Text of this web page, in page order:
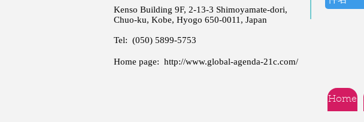
Kenso Building 9F, 2-13-3 Shimoyamate-dori,
Chuo-ku, Kobe, Hyogo 650-0011, Japan
Tel: (050) 5899-5753
Home page: http://www.global-agenda-21c.com/
Home